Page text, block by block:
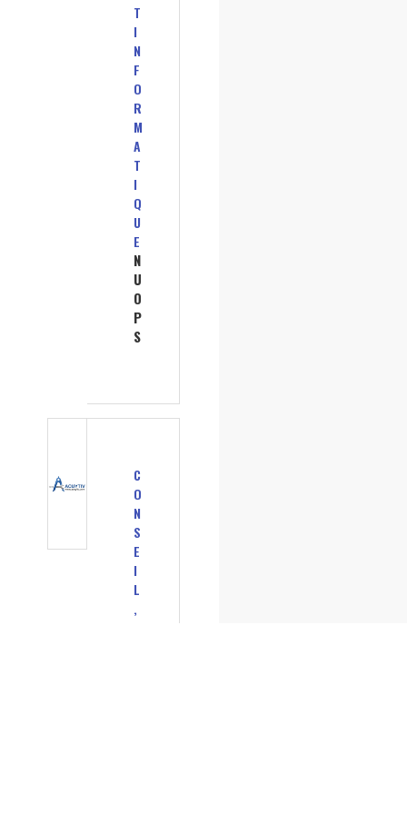
T
I
N
F
O
R
M
A
T
I
Q
U
E
N
U
O
P
S
C
O
N
S
E
I
L
,